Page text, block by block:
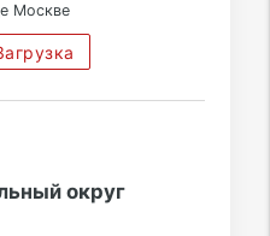
Москве
округ